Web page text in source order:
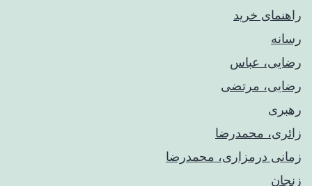
راهنمای خريد
رسانه
رضایی، عباس
رضایی، مرتضی
رهبری
زائری، محمدرضا
زمانی درمزاری، محمدرضا
زنجان